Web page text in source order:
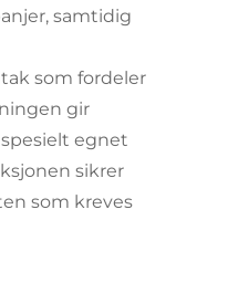
samtidig
som fordeler
gir
egnet
sikrer
som kreves